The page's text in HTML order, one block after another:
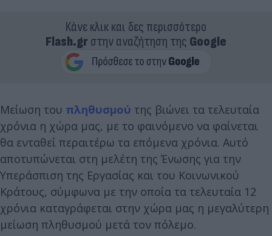
Κάνε κλικ και δες περισσότερο
Flash.grστην αναζήτηση της Google
Μείωση του πληθυσμού της βιώνει τα τελευταία
χρόνια η χώρα μας, με το φαινόμενο να φαίνεται
θα ενταθεί περαιτέρω τα επόμενα χρόνια. Αυτό
αποτυπώνεται στη μελέτη της Ένωσης για την
Υπεράσπιση της Εργασίας και του Κοινωνικού
Κράτους, σύμφωνα με την οποία τα τελευταία 12
χρόνια καταγράφεται στην χώρα μας η μεγαλύτερη
μείωση πληθυσμού μετά τον πόλεμο.